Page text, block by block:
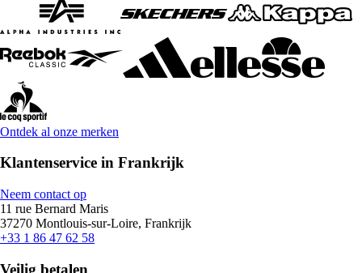
Ontdek al onze merken
Klantenservice in Frankrijk
Neem contact op
11 rue Bernard Maris
37270 Montlouis-sur-Loire, Frankrijk
+33 1 86 47 62 58
Veilig betalen